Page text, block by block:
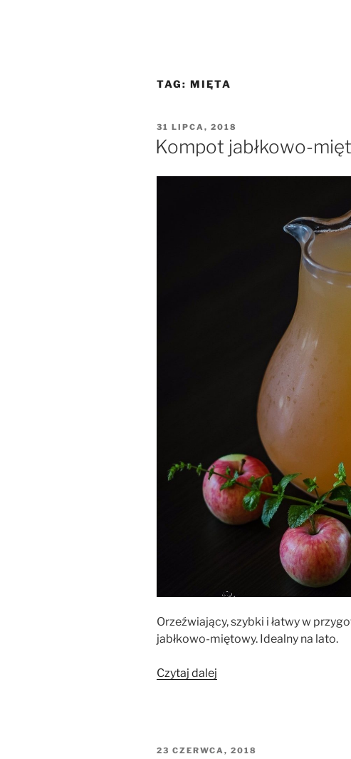
TAG: MIĘTA
OPUBLIKOWANE
W
31 LIPCA, 2018
Kompot jabłkowo-
Orzeźwiający, szybki i łatwy w
jabłkowo-miętowy. Idealny na lato.
Czytaj dalej
OPUBLIKOWANE
23 CZERWCA, 2018